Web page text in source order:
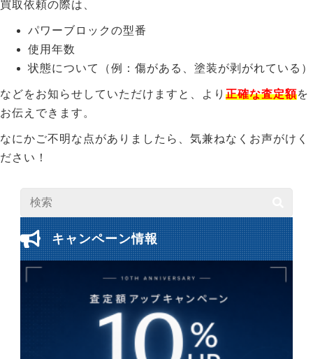
買取依頼の際は、
パワーブロックの型番
使用年数
状態について（例：傷がある、塗装が剥がれている）
などをお知らせしていただけますと、より 正確な査定額を
お伝えできます。
なにかご不明な点がありましたら、気兼ねなくお声がけく
ださい！
キャンペーン情報